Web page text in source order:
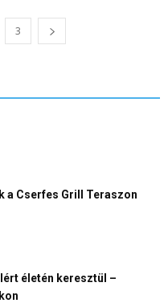
3
a Cserfes Grill Teraszon
életén keresztül –